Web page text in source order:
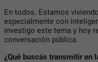
En todos. Estamos
especialmente con
investigo este tema y hoy
conversación pública.
¿Qué buscás transmitir en